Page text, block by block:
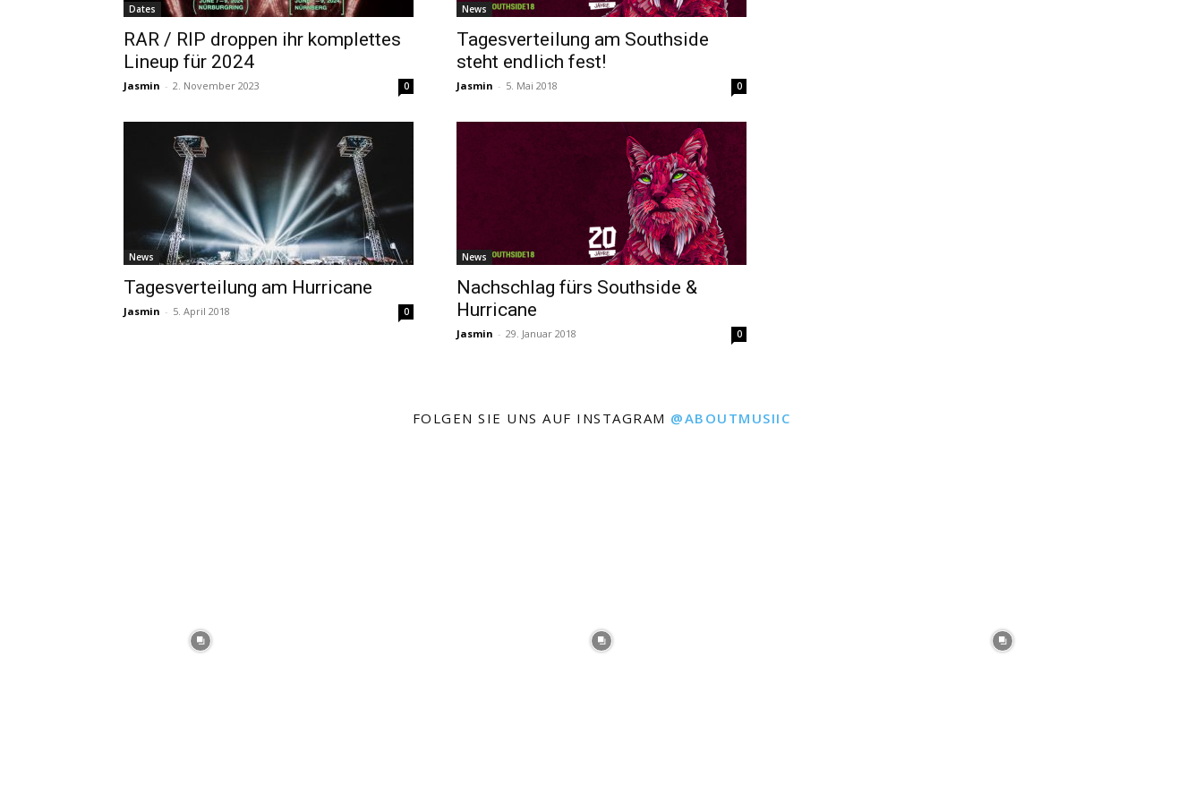
Dates
RAR / RIP droppen ihr komplettes
Lineup für 2024
Jasmin - 2. November 2023 0
News
Tagesverteilung am Southside
steht endlich fest!
Jasmin - 5. Mai 2018 0
News
Tagesverteilung am Hurricane
Jasmin - 5. April 2018 0
News
Nachschlag fürs Southside &
Hurricane
Jasmin - 29. Januar 2018 0
FOLGEN SIE UNS AUF INSTAGRAM @ABOUTMUSIIC